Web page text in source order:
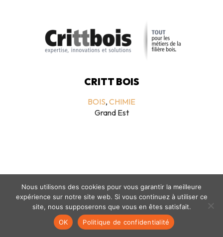
CRITT BOIS
BOIS, CHIMIE
Grand Est
Mentions légales- politique de confidentialité- © coclico 2026
Nous utilisons des cookies pour vous garantir la meilleure
expérience sur notre site web. Si vous continuez à utiliser ce
site, nous supposerons que vous en êtes satisfait.
OK
Politique de confidentialité